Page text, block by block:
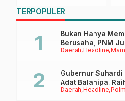
TERPOPULER
Daerah Headline
Bukan Hanya
Berusaha, PNM
Anaknya Untuk
Daerah Headline
Gubernur Suhardi
Adat Balanipa,
Tappidena